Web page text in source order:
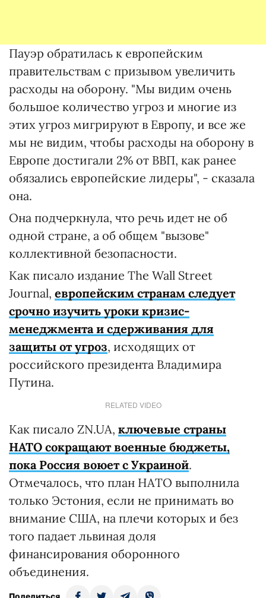
Пауэр обратилась к европейским
правительствам с призывом увеличить
расходы на оборону. "Мы видим очень
большое количество угроз и многие из
этих угроз мигрируют в Европу, и все же
мы не видим, чтобы расходы на оборону в
Европе достигали 2% от ВВП, как ранее
обязались европейские лидеры", - сказала
она.
Она подчеркнула, что речь идет не об
одной стране, а об общем "вызове"
коллективной безопасности.
Как писало издание The Wall Street
Journal, европейским странам следует
срочно изучить уроки кризис-
менеджмента и сдерживания для
защиты от угроз, исходящих от
российского президента Владимира
Путина.
RELATED VIDEO
Как писало ZN.UA, ключевые страны
НАТО сокращают военные бюджеты,
пока Россия воюет с Украиной.
Отмечалось, что план НАТО выполнила
только Эстония, если не принимать во
внимание США, на плечи которых и без
того падает львиная доля
финансирования оборонного
объединения.